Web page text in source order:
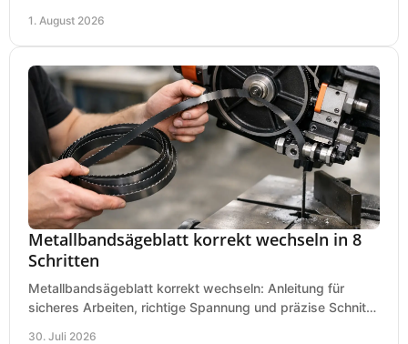
1. August 2026
Metallbandsägeblatt korrekt wechseln in 8
Schritten
Metallbandsägeblatt korrekt wechseln: Anleitung für
sicheres Arbeiten, richtige Spannung und präzise Schnitte
30. Juli 2026